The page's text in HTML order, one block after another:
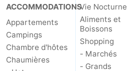
ACCOMMODATIONS
Appartements
Campings
Chambre d'hôtes
Chaumières
Vie Nocturne
Aliments et
Boissons
Shopping
- Marchés
- Grands